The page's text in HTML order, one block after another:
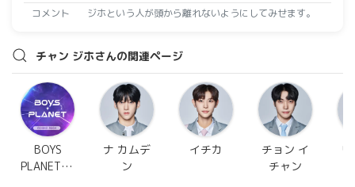
コメント
ジホという人が頭から離れないようにしてみせます。
チャン ジホさんの関連ページ
BOYS
PLANET(ボ
ナ カムデ
ン
イチカ
チョン イ
チャン